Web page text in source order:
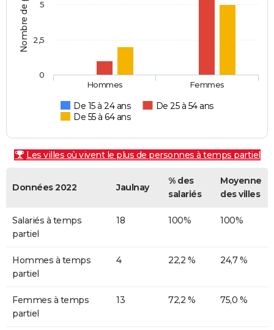
De 15 à 24 ans
De 25 à 54 ans
De 55 à 64 ans
Hommes Femmes
0
2,5
5
Les villes où vivent le plus de personnes à temps partiel
Données 2022 Jaulnay
% des
salariés
Moyenne
des villes
Salariés à temps
partiel
18 100% 100%
Hommes à temps
partiel
4 22,2 % 24,7 %
Femmes à temps
partiel
13 72,2 % 75,0 %